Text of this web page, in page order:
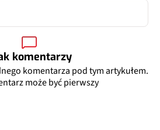
komentarzy
komentarza pod tym artykułem.
może być pierwszy